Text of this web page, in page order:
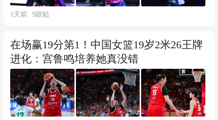
1天前 9跟贴
在场赢19分第1！中国女篮19岁2米26王牌
进化：宫鲁鸣培养她真没错